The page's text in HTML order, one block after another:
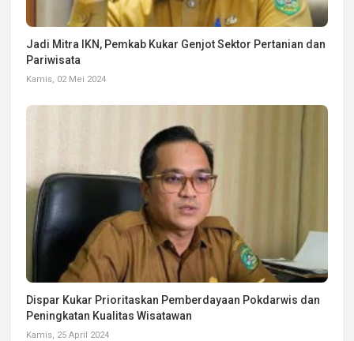
Jadi Mitra IKN, Pemkab Kukar Genjot Sektor Pertanian dan
Pariwisata
Kamis, 02 Mei 2024
Dispar Kukar Prioritaskan Pemberdayaan Pokdarwis dan
Peningkatan Kualitas Wisatawan
Kamis, 25 April 2024